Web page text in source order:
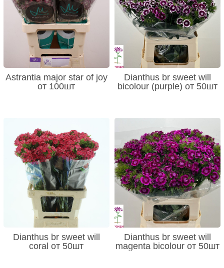
Astrantia major star of joy
от 100шт
Dianthus br sweet will
bicolour (purple) от 50шт
Dianthus br sweet will
coral от 50шт
Dianthus br sweet will
magenta bicolour от 50шт